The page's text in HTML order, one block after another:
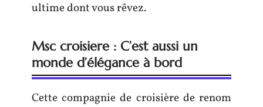
ultime dont vous rêvez.
Msc croisiere : C’est aussi un
monde d’élégance à bord
Cette compagnie de croisière de renom